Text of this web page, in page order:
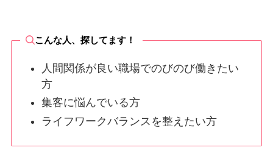
こんな人、探してます！
人間関係が良い職場でのびのび働きたい
方
集客に悩んでいる方
ライフワークバランスを整えたい方